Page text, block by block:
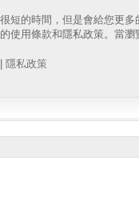
短的時間，但是會給您更多
使用條款和隱私政策。當瀏
隱私政策